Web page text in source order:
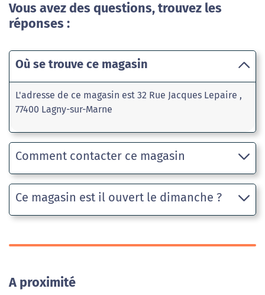
Vous avez des questions, trouvez les
réponses :
Où se trouve ce magasin
L'adresse de ce magasin est 32 Rue Jacques Lepaire ,
77400 Lagny-sur-Marne
Comment contacter ce magasin
Ce magasin est il ouvert le dimanche ?
A proximité